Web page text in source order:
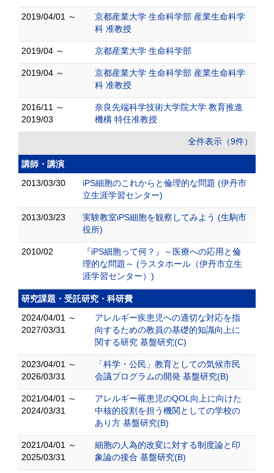
2019/04/01 ～
京都産業大学 生命科学部 産業生命科学
科 准教授
2019/04 ～ 京都産業大学 生命科学部
2019/04 ～
京都産業大学 生命科学部 産業生命科学
科 准教授
2016/11 ～
2019/03
奈良先端科学技術大学院大学 教育推進
機構 特任准教授
全件表示（9件）
講師・講演
2013/03/30
iPS細胞のこれからと倫理的な問題 (伊丹市
立生涯学習センター)
2013/03/23
実験教室iPS細胞を観察してみよう (生駒市
役所)
2010/02
『iPS細胞って何？』～医療への応用と倫
理的な問題～ (ラスタホール（伊丹市立生
涯学習センター）)
研究課題・受託研究・科研費
2024/04/01 ～
2027/03/31
アレルギー疾患児への適切な対応を指
向するための教員の基礎的知識向上に
関する研究 基盤研究(C)
2023/04/01 ～
2026/03/31
「科学・公民」教育としての気候市民
会議プログラムの開発 基盤研究(B)
2021/04/01 ～
2024/03/31
アレルギー罹患児のQOL向上に向けた
中核的役割を担う機関としての学校の
あり方 基盤研究(B)
2021/04/01 ～
2025/03/31
細胞の人為的改変に対する制度論と印
象論の接合 基盤研究(B)